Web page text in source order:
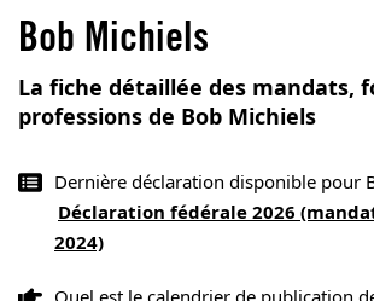
Bob Michiels
La fiche détaillée des mandats,
professions de Bob Michiels
Dernière déclaration disponible pour
Déclaration fédérale 2026
2024)
Quel est le calendrier de publication